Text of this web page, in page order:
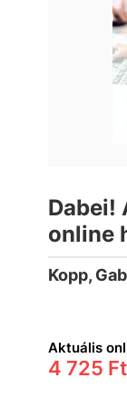
Dabei!
online
Kopp,
Aktuális
4 725 Ft